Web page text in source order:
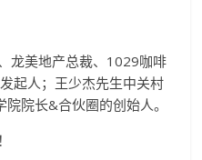
龙美地产总裁、1029咖啡
起人；王少杰先生中关村
院长&合伙圈的创始人。